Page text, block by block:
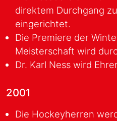
direktem Durchgang
eingerichtet.
Die Premiere der
Meisterschaft wird
Dr. Karl Ness wird
2001
Die Hockeyherren